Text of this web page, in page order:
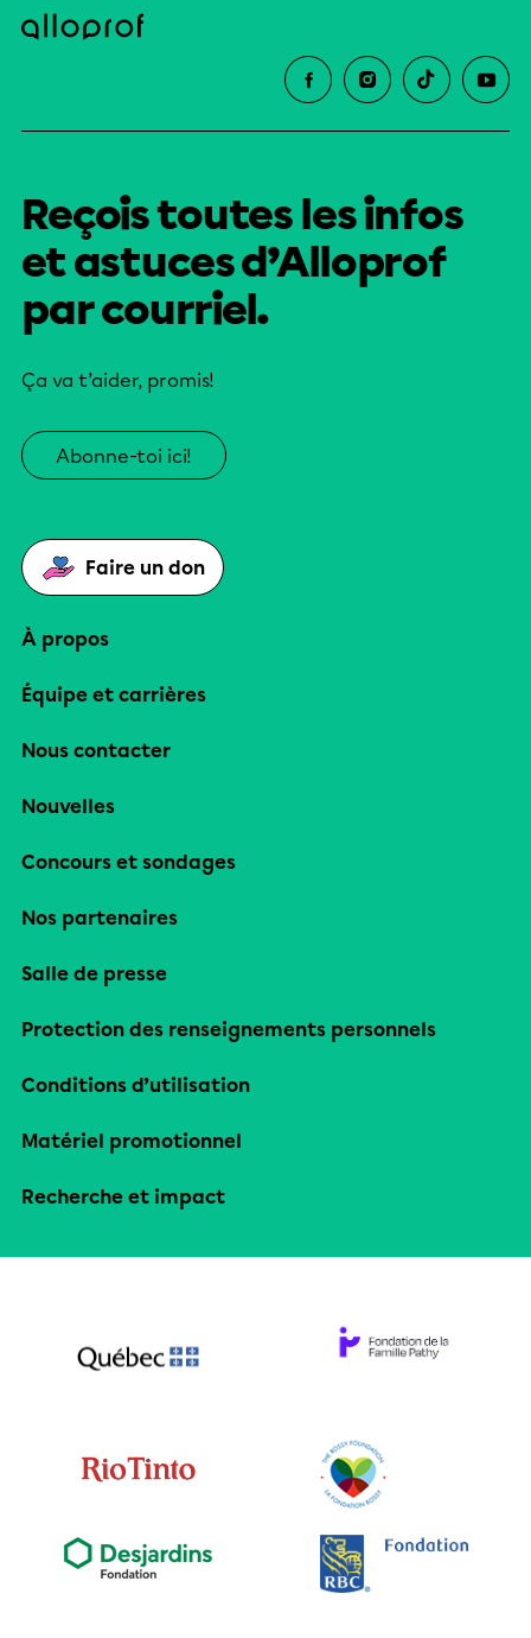
Reçois toutes les infos
et astuces d’Alloprof
par courriel.
Ça va t’aider, promis!
Abonne-toi ici!
Faire un don
À propos
Équipe et carrières
Nous contacter
Nouvelles
Concours et sondages
Nos partenaires
Salle de presse
Protection des renseignements personnels
Conditions d’utilisation
Matériel promotionnel
Recherche et impact